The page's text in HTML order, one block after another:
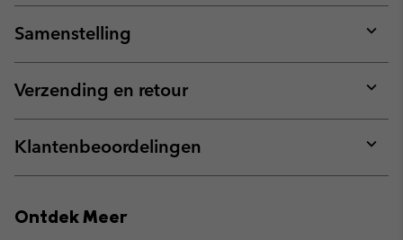
Samenstelling
or
Verzending en retour
or
Klantenbeoordelingen
or
Ontdek Meer